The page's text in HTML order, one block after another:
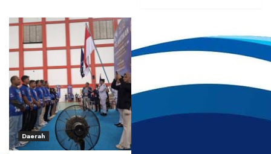
Daerah